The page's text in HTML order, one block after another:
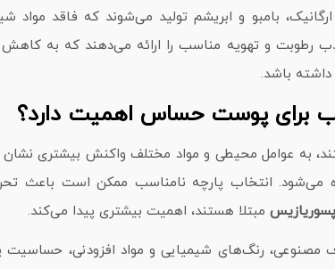
ارگانیک، بامبو و ابریشم تولید می‌شوند که فاقد
رطوبت و تهویه مناسب را ارائه می‌دهند که به
داشته باشد.
برای پوست حساس اهمیت دارد؟
به عوامل محیطی و مواد مختلف واکنش بیشتری نشان
می‌شود. انتخاب پارچه نامناسب ممکن است باعث
پسوریازیس مبتلا هستند، اهمیت بیشتری پیدا می‌کند.
مصنوعی، رنگ‌های شیمیایی و مواد افزودنی،